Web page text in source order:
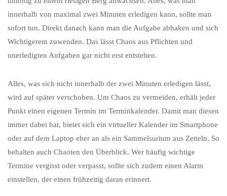
innerhalb von maximal zwei Minuten erledigen kann, sollte man
sofort tun. Direkt danach kann man die Aufgabe abhaken und sich
Wichtigerem zuwenden. Das lässt Chaos aus Pflichten und
unerledigten Aufgaben gar nicht erst entstehen.
Alles, was sich nicht innerhalb der zwei Minuten erledigen lässt,
wird auf später verschoben. Um Chaos zu vermeiden, erhält jeder
Punkt einen eigenen Termin im Terminkalender. Damit man diesen
immer dabei hat, bietet sich ein virtueller Kalender im Smartphone
oder auf dem Laptop eher an als ein Sammelsurium aus Zetteln. So
behalten auch Chaoten den Überblick. Wer häufig wichtige
Termine vergisst oder verpasst, sollte sich zudem einen Alarm
einstellen, der einen frühzeitig daran erinnert.